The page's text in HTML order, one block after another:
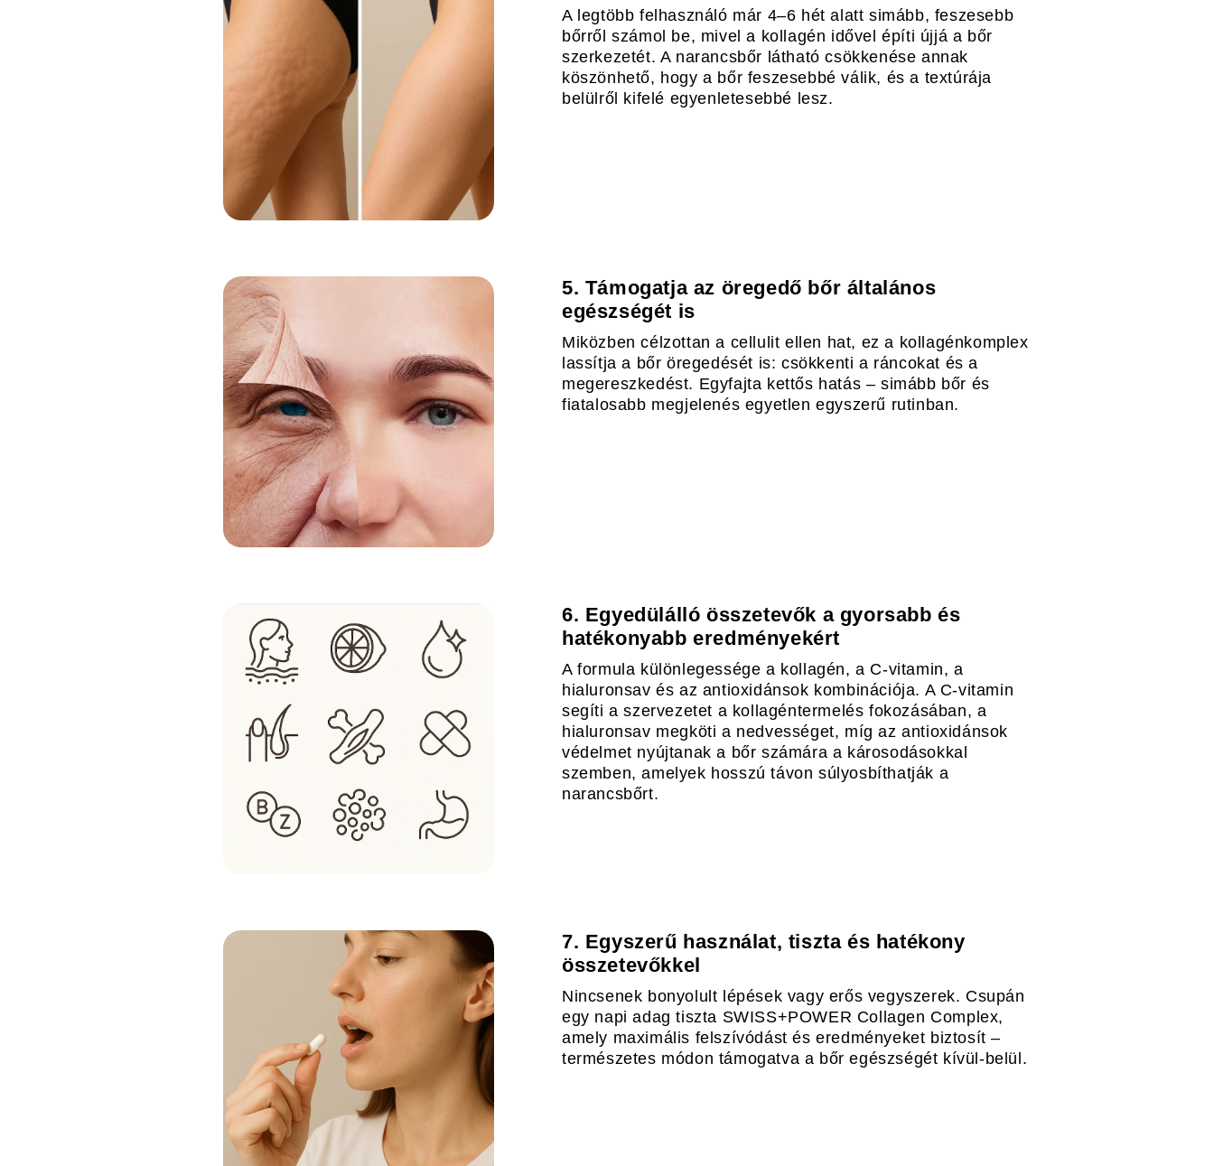
A legtöbb felhasználó már 4–6 hét alatt simább, feszesebb
bőrről számol be, mivel a kollagén idővel építi újjá a bőr
szerkezetét. A narancsbőr látható csökkenése annak
köszönhető, hogy a bőr feszesebbé válik, és a textúrája
belülről kifelé egyenletesebbé lesz.
5. Támogatja az öregedő bőr általános
egészségét is
Miközben célzottan a cellulit ellen hat, ez a kollagénkomplex
lassítja a bőr öregedését is: csökkenti a ráncokat és a
megereszkedést. Egyfajta kettős hatás – simább bőr és
fiatalosabb megjelenés egyetlen egyszerű rutinban.
6. Egyedülálló összetevők a gyorsabb és
hatékonyabb eredményekért
A formula különlegessége a kollagén, a C-vitamin, a
hialuronsav és az antioxidánsok kombinációja. A C-vitamin
segíti a szervezetet a kollagéntermelés fokozásában, a
hialuronsav megköti a nedvességet, míg az antioxidánsok
védelmet nyújtanak a bőr számára a károsodásokkal
szemben, amelyek hosszú távon súlyosbíthatják a
narancsbőrt.
7. Egyszerű használat, tiszta és hatékony
összetevőkkel
Nincsenek bonyolult lépések vagy erős vegyszerek. Csupán
egy napi adag tiszta SWISS+POWER Collagen Complex,
amely maximális felszívódást és eredményeket biztosít –
természetes módon támogatva a bőr egészségét kívül-belül.